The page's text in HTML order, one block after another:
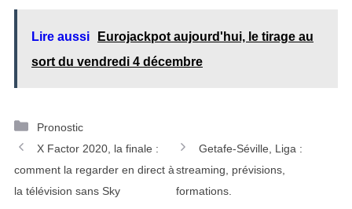
Lire aussi
Eurojackpot aujourd'hui, le tirage au
sort du vendredi 4 décembre
C
a
t
é
Pronostic
N
a
v
X Factor 2020, la finale :
comment la regarder en direct à
la télévision sans Sky
Getafe-Séville, Liga :
streaming, prévisions,
formations.